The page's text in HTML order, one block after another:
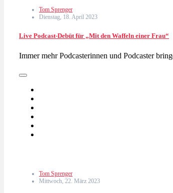
Tom Sprenger
Dienstag, 18. April 2023
Live Podcast-Debüt für „Mit den Waffeln einer Frau“
Immer mehr Podcasterinnen und Podcaster
Tom Sprenger
Mittwoch, 22. März 2023